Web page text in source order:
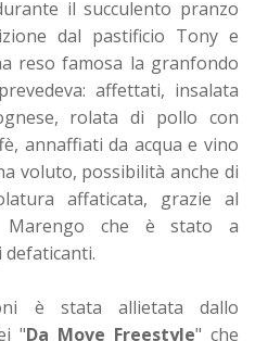
il succulento pranzo
dal pastificio Tony e
reso famosa la granfondo
affettati, insalata
rolata di pollo con
annaffiati da acqua e vino
voluto, possibilità anche di
affaticata, grazie al
Marengo che è stato a
è stata allietata dallo
"Da Move Freestyle" che